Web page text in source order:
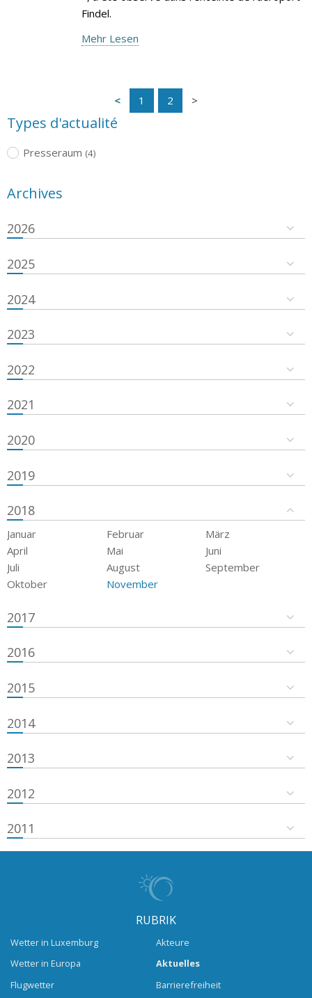
Findel.
Mehr Lesen
1 2
Types d'actualité
Presseraum (4)
Archives
2026
2025
2024
2023
2022
2021
2020
2019
2018
Januar Februar
März
April
Mai
Juni
Juli
August
September
Oktober
November
2017
2016
2015
2014
2013
2012
2011
RUBRIK
Wetter in Luxemburg
Wetter in Europa
Flugwetter
Akteure
Aktuelles
Barrierefreiheit